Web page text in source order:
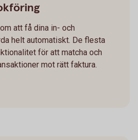
att få dina in- och
helt automatiskt. De flesta
för att matcha och
mot rätt faktura.